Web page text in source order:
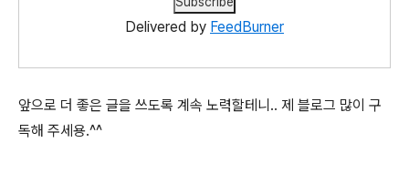
Delivered by FeedBurner
앞으로 더 좋은 글을 쓰도록 계속 노력할테니.. 제 블로그 많이 구
독해 주세용.^^